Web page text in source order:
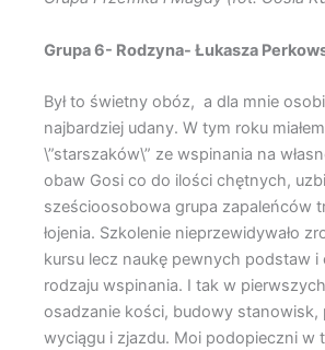
Grupa 6- Rodzyna- Łukasza
Był to świetny obóz, a dla mnie
najbardziej udany. W tym roku
\”starszaków\” ze wspinania na
obaw Gosi co do ilości chętnych,
sześcioosobowa grupa zapaleńców
łojenia. Szkolenie nieprzewidywało
kursu lecz naukę pewnych podstaw i
rodzaju wspinania. I tak w
osadzanie kości, budowy stanowisk,
wyciągu i zjazdu. Moi podopieczni w